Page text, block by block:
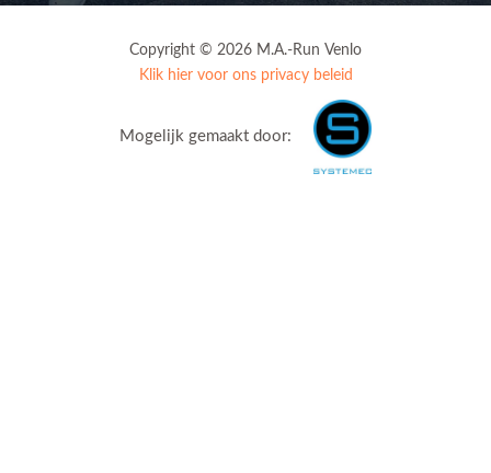
Copyright © 2026 M.A.-Run Venlo
Klik hier voor ons privacy beleid
Mogelijk gemaakt door: